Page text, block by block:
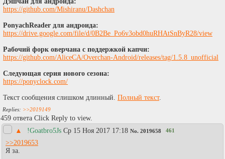
https://github.com/Mishiranu/Dashchan
PonyachReader для андроида:
https://drive.google.com/file/d/0B2Be_Po6v3obd0huRHAtSnByR28/view
Рабочий форк оверчана с поддержкой капчи:
https://github.com/AliceCA/Overchan-Android/releases/tag/1.5.8_unofficial
Следующая серия нового сезона:
https://ponyclock.com/
Текст сообщения слишком длинный. Полный текст.
>>2019149
459 ответа Click Reply to view.
▲
!Goatbro5Js Ср 15 Ноя 2017 17:18 No. 2019658 461
>>2019653
Я за.